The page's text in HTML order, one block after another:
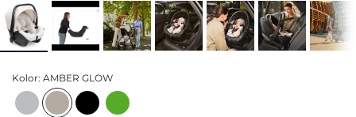
Kolor: AMBER GLOW